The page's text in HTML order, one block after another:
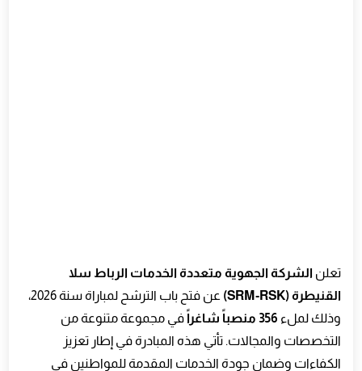
تعلن الشركة الجهوية متعددة الخدمات الرباط سلا
القنيطرة (SRM‑RSK)
عن فتح باب الترشح لمباراة سنة 2026،
وذلك لملء 356 منصباً شاغراً
في مجموعة متنوعة من
التخصصات والمجالات. تأتي هذه المبادرة في إطار تعزيز
الكفاءات وضمان جودة الخدمات المقدمة للمواطنين في